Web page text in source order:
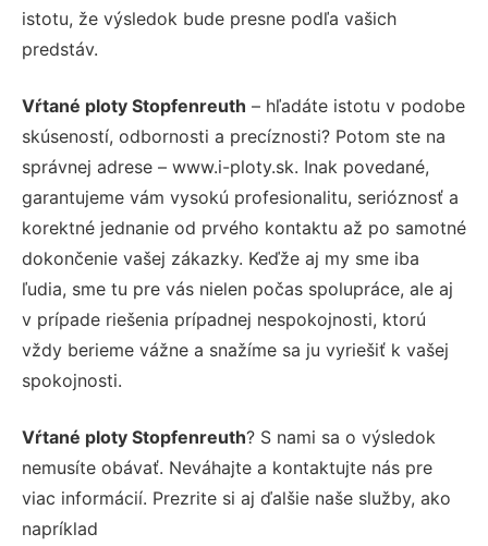
istotu, že výsledok bude presne podľa vašich
predstáv.
Vŕtané ploty Stopfenreuth – hľadáte istotu v podobe
skúseností, odbornosti a precíznosti? Potom ste na
správnej adrese – www.i-ploty.sk. Inak povedané,
garantujeme vám vysokú profesionalitu, serióznosť a
korektné jednanie od prvého kontaktu až po samotné
dokončenie vašej zákazky. Keďže aj my sme iba
ľudia, sme tu pre vás nielen počas spolupráce, ale aj
v prípade riešenia prípadnej nespokojnosti, ktorú
vždy berieme vážne a snažíme sa ju vyriešiť k vašej
spokojnosti.
Vŕtané ploty Stopfenreuth? S nami sa o výsledok
nemusíte obávať. Neváhajte a kontaktujte nás pre
viac informácií. Prezrite si aj ďalšie naše služby, ako
napríklad